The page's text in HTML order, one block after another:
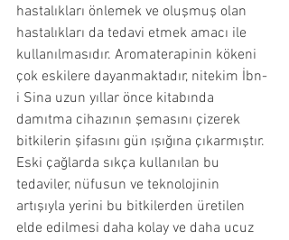
hastalıkları önlemek ve oluşmuş olan
hastalıkları da tedavi etmek amacı ile
kullanılmasıdır. Aromaterapinin kökeni
çok eskilere dayanmaktadır, nitekim İbn-
i Sina uzun yıllar önce kitabında
damıtma cihazının şemasını çizerek
bitkilerin şifasını gün ışığına çıkarmıştır.
Eski çağlarda sıkça kullanılan bu
tedaviler, nüfusun ve teknolojinin
artışıyla yerini bu bitkilerden üretilen
elde edilmesi daha kolay ve daha ucuz